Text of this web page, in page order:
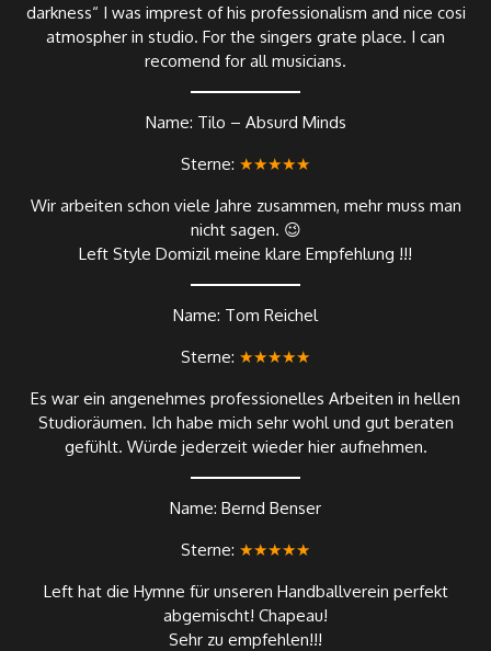
darkness“ I was imprest of his professionalism and nice cosi
atmospher in studio. For the singers grate place. I can
recomend for all musicians.
Name: Tilo – Absurd Minds
Sterne: ★★★★★
Wir arbeiten schon viele Jahre zusammen, mehr muss man
nicht sagen. 😉
Left Style Domizil meine klare Empfehlung !!!
Name: Tom Reichel
Sterne: ★★★★★
Es war ein angenehmes professionelles Arbeiten in hellen
Studioräumen. Ich habe mich sehr wohl und gut beraten
gefühlt. Würde jederzeit wieder hier aufnehmen.
Name: Bernd Benser
Sterne: ★★★★★
Left hat die Hymne für unseren Handballverein perfekt
abgemischt! Chapeau!
Sehr zu empfehlen!!!